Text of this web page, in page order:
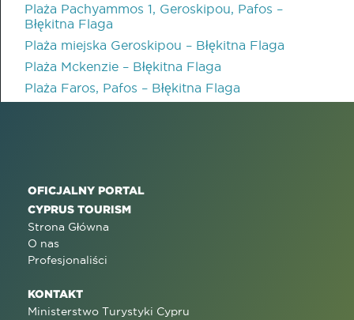
Plaża Pachyammos 1, Geroskipou, Pafos –
Błękitna Flaga
Plaża miejska Geroskipou – Błękitna Flaga
Plaża Mckenzie – Błękitna Flaga
Plaża Faros, Pafos – Błękitna Flaga
OFICJALNY PORTAL
CYPRUS TOURISM
Strona Główna
O nas
Profesjonaliści
KONTAKT
Ministerstwo Turystyki Cypru